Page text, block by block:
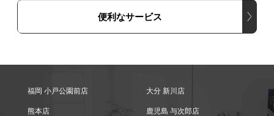
便利なサービス
福岡 小戸公園前店 大分 新川店
熊本店 鹿児島 与次郎店